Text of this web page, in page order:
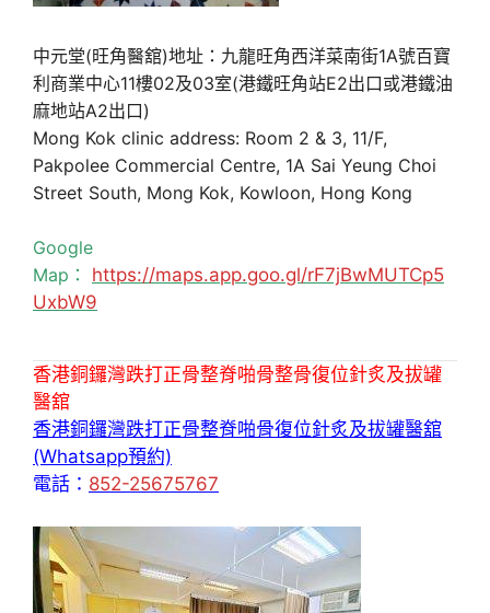
中元堂(旺角醫舘)地址：九龍旺角西洋菜南街1A號百寶
利商業中心11樓02及03室(港鐵旺角站E2出口或港鐵油
麻地站A2出口)
Mong Kok clinic address: Room 2 & 3, 11/F,
Pakpolee Commercial Centre, 1A Sai Yeung Choi
Street South, Mong Kok, Kowloon, Hong Kong
Google
Map： https://maps.app.goo.gl/rF7jBwMUTCp5
UxbW9
香港銅鑼灣跌打正骨整脊啪骨整骨復位針炙及拔罐
醫舘
香港銅鑼灣跌打正骨整脊啪骨復位針炙及拔罐醫舘
(Whatsapp預約)
電話： 852-25675767